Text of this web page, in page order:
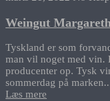
Weingut
Tyskland er som
man vil noget med vin.
producenter op. Tysk
sommerdag på
Læs mere